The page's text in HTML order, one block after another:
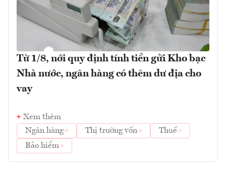
Từ 1/8, nới quy định tính tiền gửi Kho bạc
Nhà nước, ngân hàng có thêm dư địa cho
vay
Xem thêm
Ngân hàng
Thị trường vốn
Thuế
Bảo hiểm